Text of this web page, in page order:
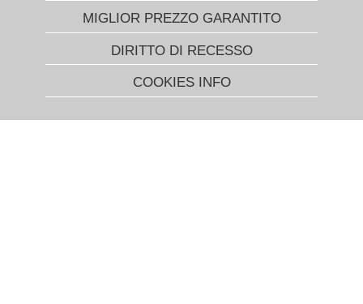
MIGLIOR PREZZO GARANTITO
DIRITTO DI RECESSO
COOKIES INFO